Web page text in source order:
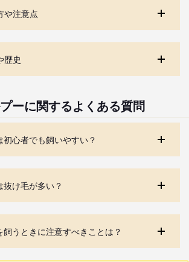
や注意点
歴史
プーに関するよくある質問
初心者でも飼いやすい？
抜け毛が多い？
飼うときに注意すべきことは？